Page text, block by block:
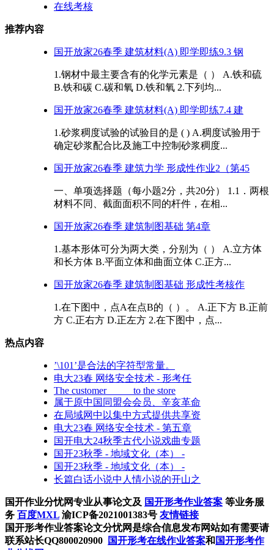
在线考核
推荐内容
国开放家26春季 建筑材料(A) 即学即练9.3 钢
1.钢材中最主要含有的化学元素是（ ） A.铁和硫
B.铁和碳 C.碳和氧 D.铁和氧 2.下列均...
国开放家26春季 建筑材料(A) 即学即练7.4 建
1.砂浆稠度试验的试验目的是 ( ) A.稠度试验用于
确定砂浆配合比及施工中控制砂浆稠度...
国开放家26春季 建筑力学 形成性作业2（第45
一、单项选择题（每小题2分，共20分） 1.1．两根
材料不同、截面面积不同的杆件，在相...
国开放家26春季 建筑制图基础 第4章
1.基本形体可分为两大类，分别为（ ） A.立方体
和长方体 B.平面立体和曲面立体 C.正方...
国开放家26春季 建筑制图基础 形成性考核作
1.在下图中，点A在点B的（ ）。 A.正下方 B.正前
方 C.正右方 D.正左方 2.在下图中，点...
热点内容
’\101’是合法的字符型常量。
电大23春 网络安全技术 - 形考任
The customer _____to the store
属于原中国同盟会会员、辛亥革命
在局域网中以集中方式提供共享资
电大23春 网络安全技术 - 第五章
国开电大24秋季古代小说戏曲专题
国开23秋季 - 地域文化（本） -
国开23秋季 - 地域文化（本） -
长篇白话小说中人情小说的开山之
国开作业分忧网专业从事论文及 国开形考作业答案 等业务服
务 百度MXL 渝ICP备2021001383号 友情链接
国开形考作业答案论文分忧网是综合信息发布网站如有需要请
联系站长QQ800020900
国开形考在线作业答案和 国开形考作